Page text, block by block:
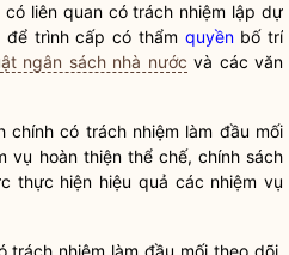
liên quan có trách nhiệm lập dự
trình cấp có thẩm quyềnbố trí
ngân sách nhà nước và các văn
chính có trách nhiệm làm đầu mối
vụ hoàn thiện thể chế, chính sách
thực hiện hiệu quả các nhiệm vụ
nhiệm làm đầu mối theo dõi,